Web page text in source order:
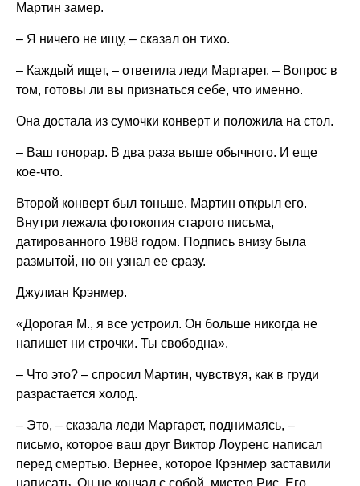
Мартин замер.
– Я ничего не ищу, – сказал он тихо.
– Каждый ищет, – ответила леди Маргарет. – Вопрос в
том, готовы ли вы признаться себе, что именно.
Она достала из сумочки конверт и положила на стол.
– Ваш гонорар. В два раза выше обычного. И еще
кое-что.
Второй конверт был тоньше. Мартин открыл его.
Внутри лежала фотокопия старого письма,
датированного 1988 годом. Подпись внизу была
размытой, но он узнал ее сразу.
Джулиан Крэнмер.
«Дорогая М., я все устроил. Он больше никогда не
напишет ни строчки. Ты свободна».
– Что это? – спросил Мартин, чувствуя, как в груди
разрастается холод.
– Это, – сказала леди Маргарет, поднимаясь, –
письмо, которое ваш друг Виктор Лоуренс написал
перед смертью. Вернее, которое Крэнмер заставили
написать. Он не кончал с собой, мистер Рис. Его